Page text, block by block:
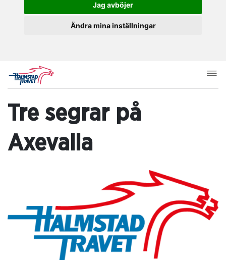
Jag avböjer
Ändra mina inställningar
Tre segrar på
Axevalla